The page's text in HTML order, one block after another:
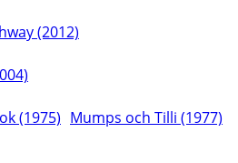
(2012)
(1975) Mumps och Tilli (1977)